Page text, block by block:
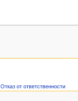
Отказ от ответственности